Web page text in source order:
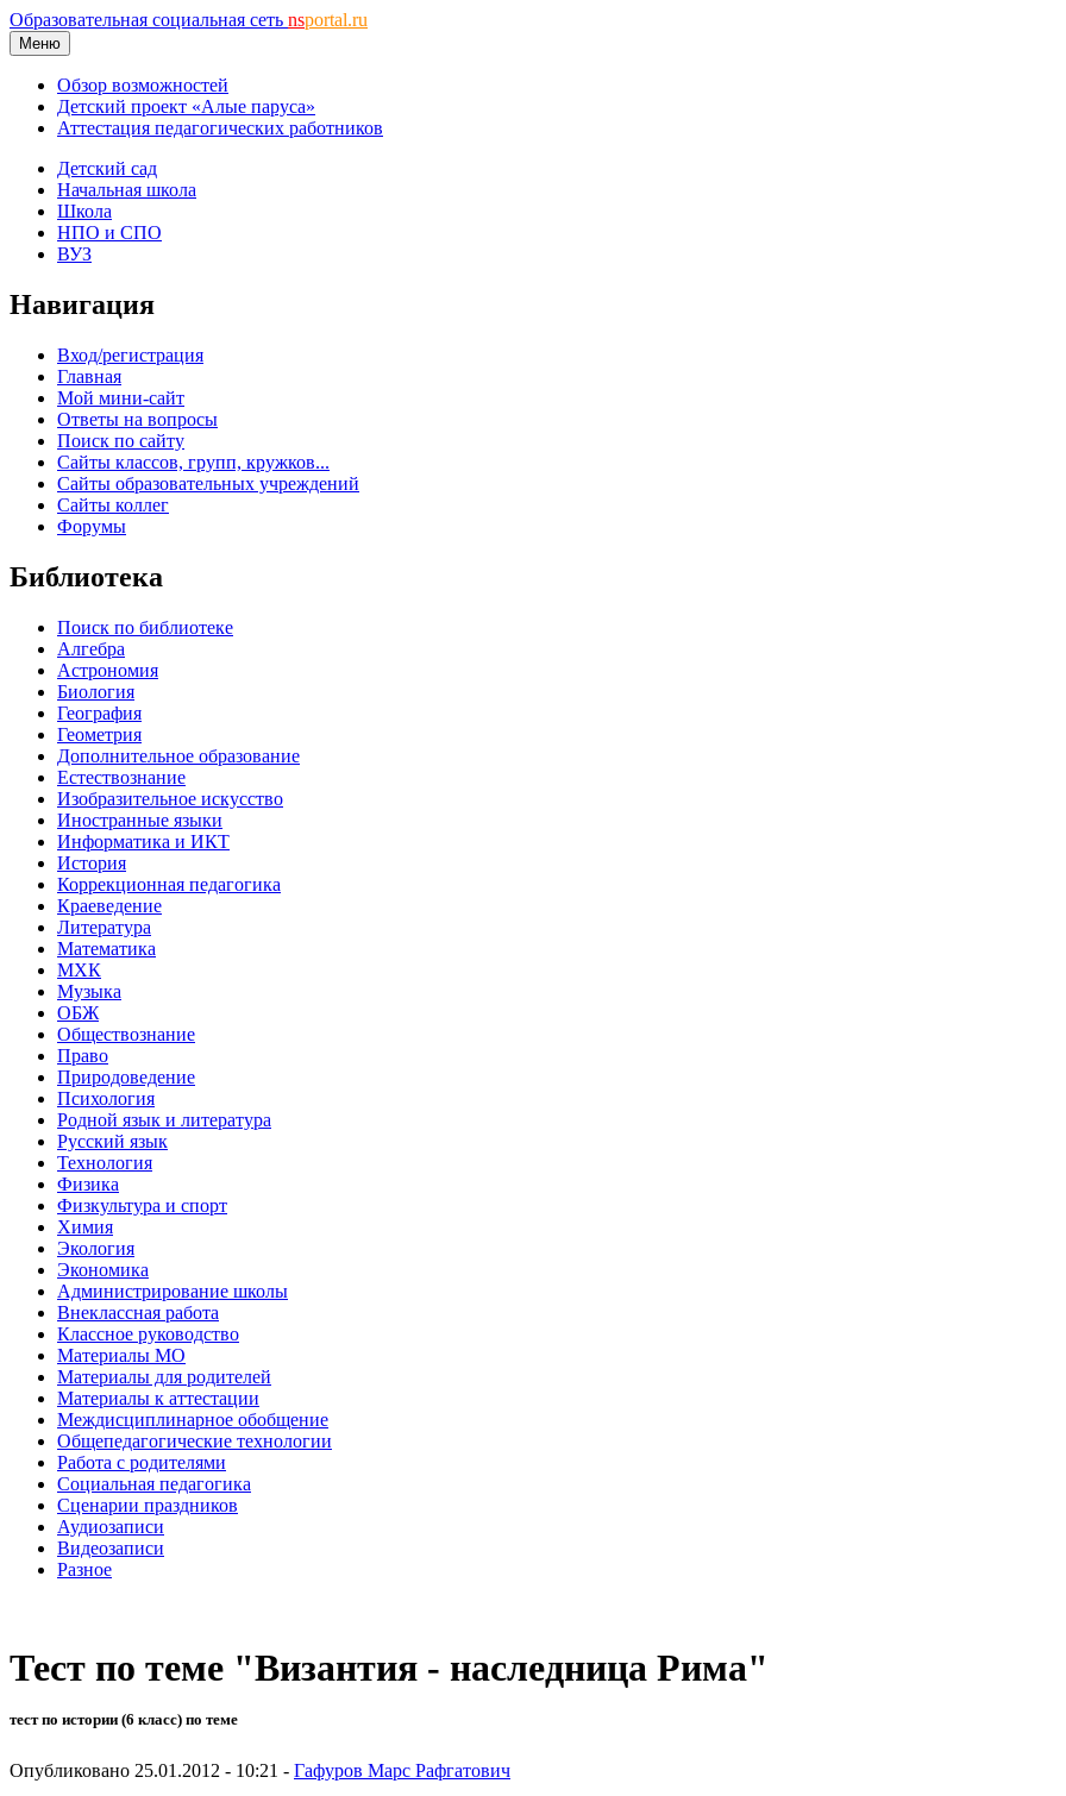
Образовательная социальная сеть nsportal.ru
Меню
Обзор возможностей
Детский проект «Алые паруса»
Аттестация педагогических работников
Детский сад
Начальная школа
Школа
НПО и СПО
ВУЗ
Навигация
Вход/регистрация
Главная
Мой мини-сайт
Ответы на вопросы
Поиск по сайту
Сайты классов, групп, кружков...
Сайты образовательных учреждений
Сайты коллег
Форумы
Библиотека
Поиск по библиотеке
Алгебра
Астрономия
Биология
География
Геометрия
Дополнительное образование
Естествознание
Изобразительное искусство
Иностранные языки
Информатика и ИКТ
История
Коррекционная педагогика
Краеведение
Литература
Математика
МХК
Музыка
ОБЖ
Обществознание
Право
Природоведение
Психология
Родной язык и литература
Русский язык
Технология
Физика
Физкультура и спорт
Химия
Экология
Экономика
Администрирование школы
Внеклассная работа
Классное руководство
Материалы МО
Материалы для родителей
Материалы к аттестации
Междисциплинарное обобщение
Общепедагогические технологии
Работа с родителями
Социальная педагогика
Сценарии праздников
Аудиозаписи
Видеозаписи
Разное
Тест по теме "Византия - наследница Рима"
тест по истории (6 класс) по теме
Опубликовано 25.01.2012 - 10:21 - Гафуров Марс Рафгатович